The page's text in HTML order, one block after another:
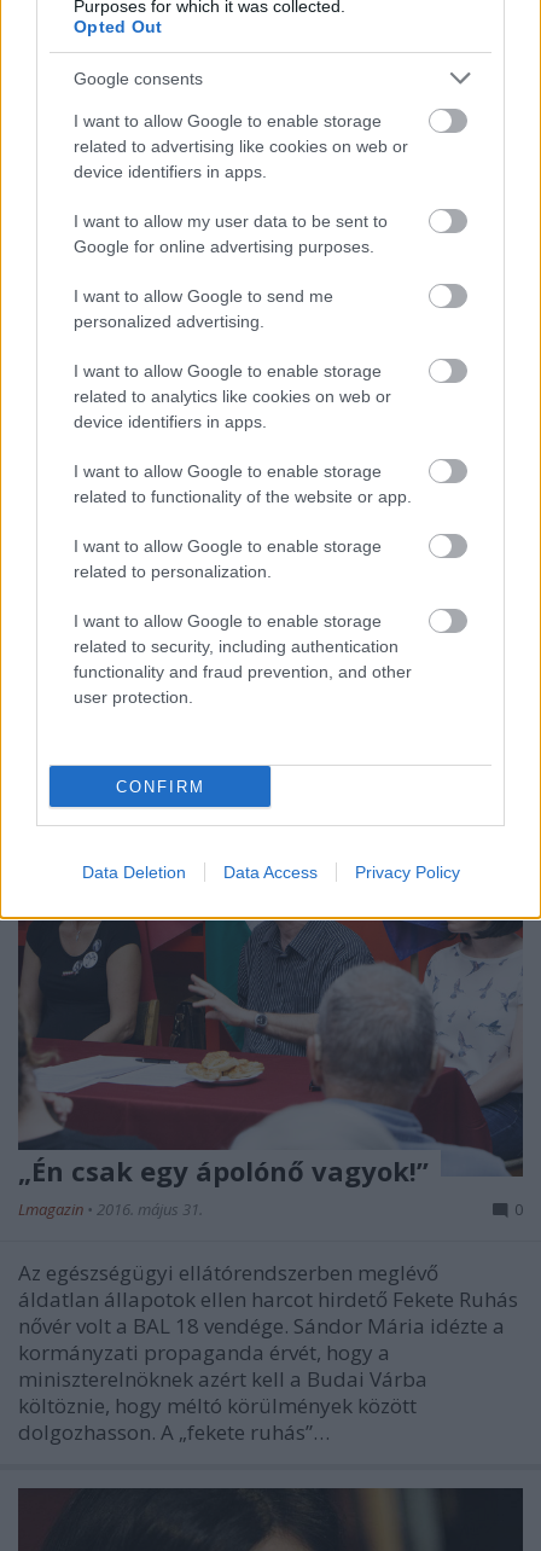
Purposes for which it was collected.
Opted Out
Google consents
I want to allow Google to enable storage
related to advertising like cookies on web or
device identifiers in apps.
I want to allow my user data to be sent to
Google for online advertising purposes.
I want to allow Google to send me
personalized advertising.
I want to allow Google to enable storage
related to analytics like cookies on web or
device identifiers in apps.
I want to allow Google to enable storage
related to functionality of the website or app.
I want to allow Google to enable storage
related to personalization.
I want to allow Google to enable storage
related to security, including authentication
functionality and fraud prevention, and other
user protection.
CONFIRM
Data Deletion Data Access Privacy Policy
megmutat. Kerületünk legnépszerűbb politikusa
Kunhalmi Ágnes. A Publicus Intézet Vasárnapi Hírek
megbízásából készült…
Tegyük helyre a dolgokat!
Molnár Gyula az MSZP egyik elnökaspiránsa adta
ezt a címet programjának, és a Bal18 fórumán ki is
fejtette, mire gondol. Mint mondta, 2018-ban arról
fognak a szavazók dönteni, hogy normális vagy úri
Magyarországot szeretnének-e. Ha valaki nem
„Én csak egy ápolónő vagyok!”
Lmagazin • 2016. május 31. 0
Az egészségügyi ellátórendszerben meglévő
áldatlan állapotok ellen harcot hirdető Fekete Ruhás
nővér volt a BAL 18 vendége. Sándor Mária idézte a
kormányzati propaganda érvét, hogy a
miniszterelnöknek azért kell a Budai Várba
költöznie, hogy méltó körülmények között
dolgozhasson. A „fekete ruhás”…